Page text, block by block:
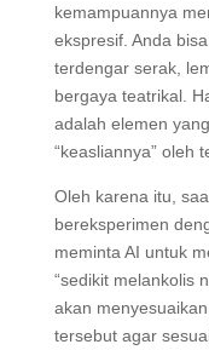
kemampuannya
ekspresif. Anda
terdengar serak,
bergaya teatrikal.
adalah elemen
“keasliannya” oleh
Oleh karena itu,
bereksperimen
meminta AI untuk
“sedikit melankolis
akan
tersebut agar